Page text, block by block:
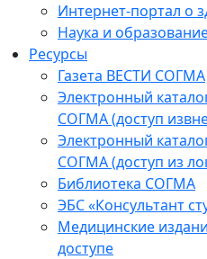
Интернет-портал о
Наука и
Ресурсы
Газета ВЕСТИ СОГМА
Электронный
СОГМА (доступ
Электронный
СОГМА (доступ из
Библиотека СОГМА
ЭБС «Консультант
Медицинские
доступе